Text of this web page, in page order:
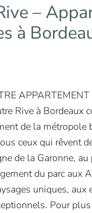
–
à
Rive à Bordeaux
de la métropole
ceux qui rêvent
de la Garonne,
du parc aux
uniques, aux
Pour